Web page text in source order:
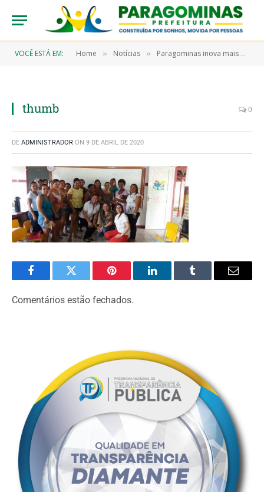
VOCÊ ESTÁ EM: Home » Notícias » Paragominas inova mais uma vez na qualidade da Merenda Escolar
thumb 0
DE ADMINISTRADOR ON 9 DE ABRIL DE 2020
FacebookTwitter Pinterest LinkedInTumblr Email
Comentários estão fechados.